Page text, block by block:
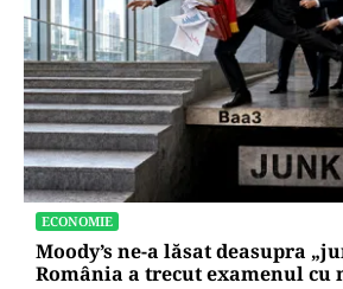
ECONOMIE
Moody’s ne-a lăsat deasupra
România a trecut examenul cu